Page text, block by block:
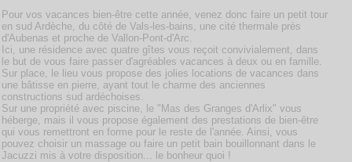
Pour vos vacances bien-être cette année, venez donc faire un petit tour
en sud Ardèche, du côté de Vals-les-bains, une cité thermale près
d'Aubenas et proche de Vallon-Pont-d'Arc.
Ici, une résidence avec quatre gîtes vous reçoit convivialement, dans
le but de vous faire passer d'agréables vacances à deux ou en famille.
Sur place, le lieu vous propose des jolies locations de vacances dans
une bâtisse en pierre, ayant tout le charme des anciennes
constructions sud ardéchoises.
Sur une propriété avec piscine, le "Mas des Granges d'Arlix" vous
héberge, mais il vous propose également des prestations de bien-être
qui vous remettront en forme pour le reste de l'année. Ainsi, vous
pouvez choisir un massage ou faire un petit bain bouillonnant dans le
Jacuzzi mis à votre disposition... le bonheur quoi !